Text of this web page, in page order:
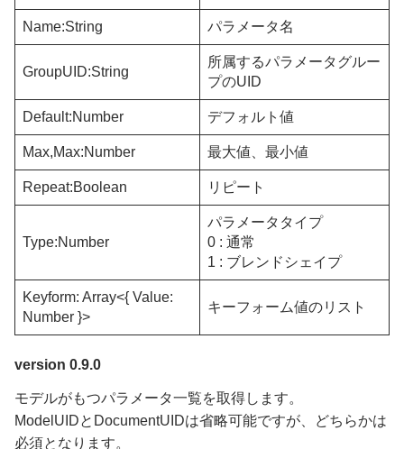
Name:String パラメータ名
GroupUID:String
所属するパラメータグルー
プのUID
Default:Number デフォルト値
Max,Max:Number 最大値、最小値
Repeat:Boolean リピート
Type:Number
パラメータタイプ
0 : 通常
1 : ブレンドシェイプ
Keyform: Array<{ Value:
Number }>
キーフォーム値のリスト
version 0.9.0
モデルがもつパラメータ一覧を取得します。
ModelUIDとDocumentUIDは省略可能ですが、どちらかは
必須となります。